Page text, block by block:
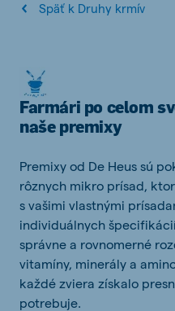
Späť k Druhy krmív
Farmári po celom
naše premixy
Premixy od De Heus sú
rôznych mikro prísad,
s vašimi vlastnými
individuálnych
správne a rovnomerné
vitamíny, minerály a
každé zviera získalo
potrebuje.